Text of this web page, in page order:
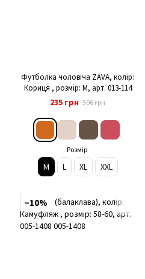
Футболка чоловіча ZAVA, колір:
Кориця , розмір: M, арт. 013-114
235 грн 306 грн
Розмір
M L XL XXL
−10%